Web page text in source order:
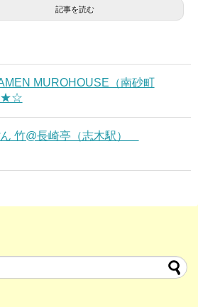
記事を読む
MUROHOUSE（南砂町
竹@長崎亭（志木駅）